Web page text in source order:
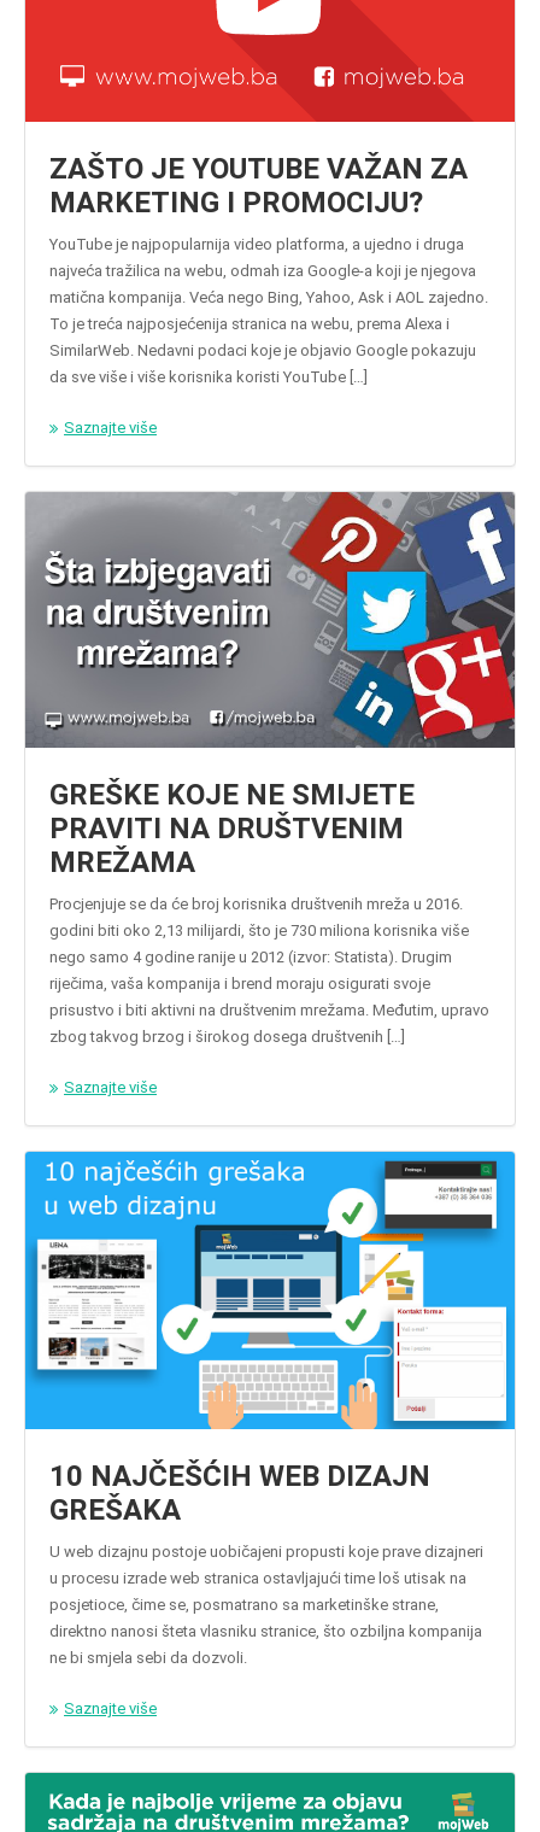
ZAŠTO JE YOUTUBE VAŽAN ZA
MARKETING I PROMOCIJU?
YouTube je najpopularnija video platforma, a ujedno i druga
najveća tražilica na webu, odmah iza Google-a koji je njegova
matična kompanija. Veća nego Bing, Yahoo, Ask i AOL zajedno.
To je treća najposjećenija stranica na webu, prema Alexa i
SimilarWeb. Nedavni podaci koje je objavio Google pokazuju
da sve više i više korisnika koristi YouTube […]
Saznajte više
GREŠKE KOJE NE SMIJETE
PRAVITI NA DRUŠTVENIM
MREŽAMA
Procjenjuje se da će broj korisnika društvenih mreža u 2016.
godini biti oko 2,13 milijardi, što je 730 miliona korisnika više
nego samo 4 godine ranije u 2012 (izvor: Statista). Drugim
riječima, vaša kompanija i brend moraju osigurati svoje
prisustvo i biti aktivni na društvenim mrežama. Međutim, upravo
zbog takvog brzog i širokog dosega društvenih […]
Saznajte više
10 NAJČEŠĆIH WEB DIZAJN
GREŠAKA
U web dizajnu postoje uobičajeni propusti koje prave dizajneri
u procesu izrade web stranica ostavljajući time loš utisak na
posjetioce, čime se, posmatrano sa marketinške strane,
direktno nanosi šteta vlasniku stranice, što ozbiljna kompanija
ne bi smjela sebi da dozvoli.
Saznajte više